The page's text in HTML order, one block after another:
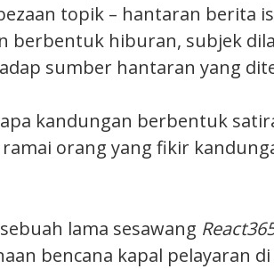
topik – hantaran berita
berbentuk hiburan, subjek
sumber hantaran yang
kandungan berbentuk
orang yang fikir
lama sesawang
bencana kapal pelayaran di